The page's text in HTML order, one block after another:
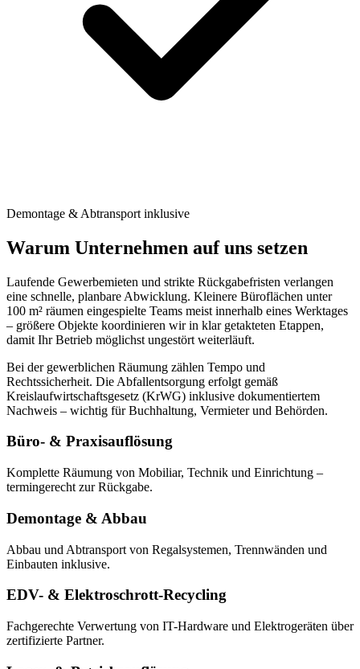
Demontage & Abtransport inklusive
Warum Unternehmen auf uns setzen
Laufende Gewerbemieten und strikte Rückgabefristen verlangen
eine schnelle, planbare Abwicklung. Kleinere Büroflächen unter
100 m² räumen eingespielte Teams meist innerhalb eines Werktages
– größere Objekte koordinieren wir in klar getakteten Etappen,
damit Ihr Betrieb möglichst ungestört weiterläuft.
Bei der gewerblichen Räumung zählen Tempo und
Rechtssicherheit. Die Abfallentsorgung erfolgt gemäß
Kreislaufwirtschaftsgesetz (KrWG) inklusive dokumentiertem
Nachweis – wichtig für Buchhaltung, Vermieter und Behörden.
Büro- & Praxisauflösung
Komplette Räumung von Mobiliar, Technik und Einrichtung –
termingerecht zur Rückgabe.
Demontage & Abbau
Abbau und Abtransport von Regalsystemen, Trennwänden und
Einbauten inklusive.
EDV- & Elektroschrott-Recycling
Fachgerechte Verwertung von IT-Hardware und Elektrogeräten über
zertifizierte Partner.